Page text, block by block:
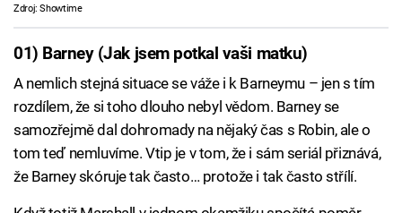
Zdroj: Showtime
01) Barney (Jak jsem potkal vaši matku)
A nemlich stejná situace se váže i k Barneymu – jen s tím
rozdílem, že si toho dlouho nebyl vědom. Barney se
samozřejmě dal dohromady na nějaký čas s Robin, ale o
tom teď nemluvíme. Vtip je v tom, že i sám seriál přiznává,
že Barney skóruje tak často… protože i tak často střílí.